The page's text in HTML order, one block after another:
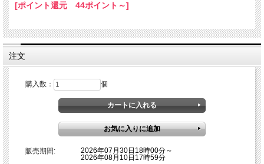
[ポイント還元 44ポイント～]
注文
購入数： 個
販売期間:
2026年07月30日18時00分～
2026年08月10日17時59分